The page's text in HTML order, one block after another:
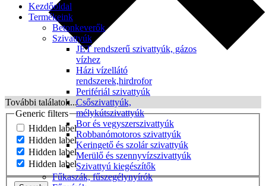
További találatok...
Generic filters
Hidden label
Hidden label
Hidden label
Hidden label
Kezdőoldal
Termékeink
Betonkeverők
Szivattyúk
JET rendszerű szivattyúk, gázos
vízhez
Házi vízellátó
rendszerek,hirdrofor
Perifériál szivattyúk
Csőszivattyúk,
mélykútszivattyúk
Bor és vegyszerszivattyúk
Robbanómotoros szivattyúk
Keringető és szolár szivattyúk
Merülő és szennyvízszivattyúk
Szivattyú kiegészítők
Fűkaszák, fűszegélynyírók